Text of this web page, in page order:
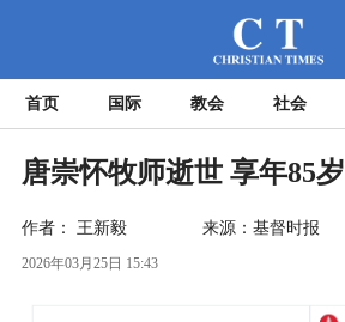
首页 国际 教会 社会
唐崇怀牧师逝世 享年85岁
作者： 王新毅 来源：基督时报
2026年03月25日 15:43